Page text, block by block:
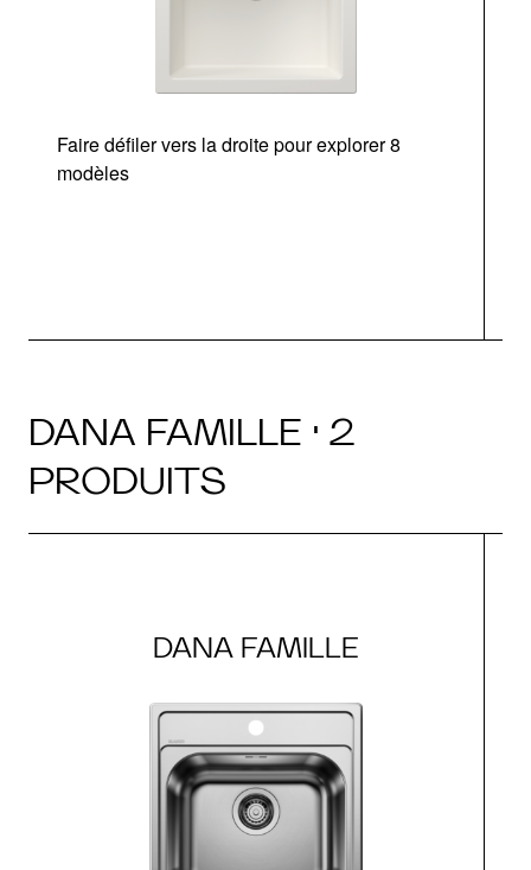
Faire défiler vers la droite pour explorer 8
modèles
DANA FAMILLE · 2
PRODUITS
DANA FAMILLE